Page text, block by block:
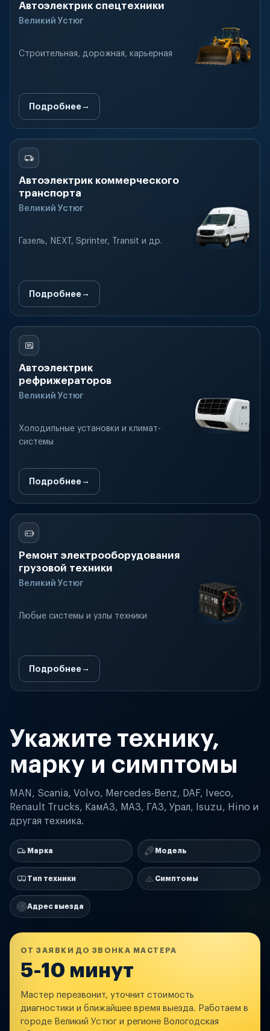
Автоэлектрик спецтехники
Великий Устюг
Строительная, дорожная, карьерная
Подробнее
Автоэлектрик коммерческого
транспорта
Великий Устюг
Газель, NEXT, Sprinter, Transit и др.
Подробнее
Автоэлектрик
рефрижераторов
Великий Устюг
Холодильные установки и климат-
системы
Подробнее
Ремонт электрооборудования
грузовой техники
Великий Устюг
Любые системы и узлы техники
Подробнее
Укажите технику,
марку и симптомы
MAN, Scania, Volvo, Mercedes-Benz, DAF, Iveco,
Renault Trucks, КамАЗ, МАЗ, ГАЗ, Урал, Isuzu, Hino и
другая техника.
Марка Модель
Тип техники Симптомы
Адрес выезда
ОТ ЗАЯВКИ ДО ЗВОНКА МАСТЕРА
5-10 минут
Мастер перезвонит, уточнит стоимость
диагностики и ближайшее время выезда. Работаем в
городе Великий Устюг и регионе Вологодская